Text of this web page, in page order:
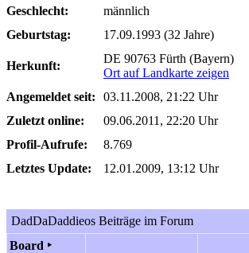
Geschlecht:
männlich
Geburtstag:
17.09.1993 (32 Jahre)
Herkunft:
DE 90763 Fürth (Bayern)
Ort auf Landkarte zeigen
Angemeldet seit:
03.11.2008, 21:22 Uhr
Zuletzt online:
09.06.2011, 22:20 Uhr
Profil-Aufrufe:
8.769
Letztes Update:
12.01.2009, 13:12 Uhr
DadDaDaddieos Beiträge im Forum
Board ‣